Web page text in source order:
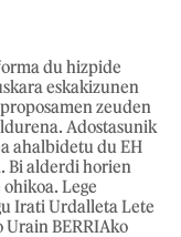
du hizpide
eskakizunen
zeuden
Adostasunik
ahalbidetu du EH
Bi alderdi horien
Lege
Irati Urdalleta Lete
Urain BERRIAko